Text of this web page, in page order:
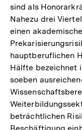
sind als
Nahezu drei
einen
hauptberuflichen
Hälfte bezeichnet
soeben
beträchtlichen
Beschäftigung